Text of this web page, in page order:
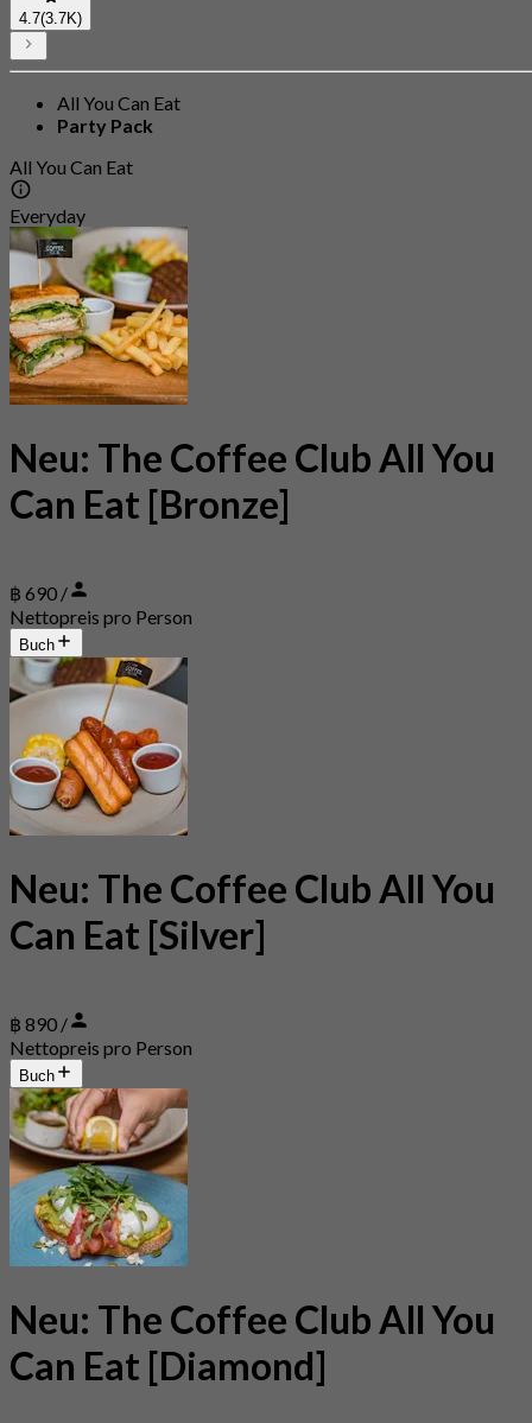
4.7(3.7K)
All You Can Eat
Party Pack
All You Can Eat
Everyday
Neu: The Coffee Club All You
Can Eat [Bronze]
฿ 690 /
Nettopreis pro Person
Buch
Neu: The Coffee Club All You
Can Eat [Silver]
฿ 890 /
Nettopreis pro Person
Buch
Neu: The Coffee Club All You
Can Eat [Diamond]